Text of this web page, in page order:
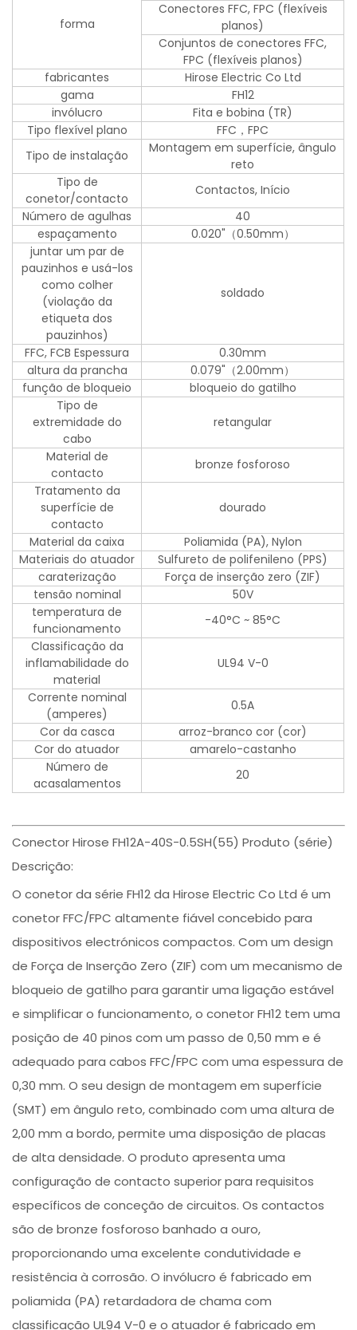
forma
Conectores FFC, FPC (flexíveis
planos)
Conjuntos de conectores FFC,
FPC (flexíveis planos)
fabricantes
Hirose Electric Co Ltd
gama
FH12
invólucro
Fita e bobina (TR)
Tipo flexível plano
FFC，FPC
Tipo de instalação
Montagem em superfície, ângulo
reto
Tipo de
conetor/contacto
Contactos, Início
Número de agulhas
40
espaçamento
0.020"（0.50mm）
juntar um par de
pauzinhos e usá-los
como colher
(violação da
etiqueta dos
pauzinhos)
soldado
FFC, FCB Espessura
0.30mm
altura da prancha
0.079"（2.00mm）
função de bloqueio
bloqueio do gatilho
Tipo de
extremidade do
cabo
retangular
Material de
contacto
bronze fosforoso
Tratamento da
superfície de
contacto
dourado
Material da caixa
Poliamida (PA), Nylon
Materiais do atuador
Sulfureto de polifenileno (PPS)
caraterização
Força de inserção zero (ZIF)
tensão nominal
50V
temperatura de
funcionamento
-40°C ~ 85°C
Classificação da
inflamabilidade do
material
UL94 V-0
Corrente nominal
(amperes)
0.5A
Cor da casca
arroz-branco cor (cor)
Cor do atuador
amarelo-castanho
Número de
acasalamentos
20
Conector Hirose FH12A-40S-0.5SH(55) Produto (série)
Descrição:
O conetor da série FH12 da Hirose Electric Co Ltd é um
conetor FFC/FPC altamente fiável concebido para
dispositivos electrónicos compactos. Com um design
de Força de Inserção Zero (ZIF) com um mecanismo de
bloqueio de gatilho para garantir uma ligação estável
e simplificar o funcionamento, o conetor FH12 tem uma
posição de 40 pinos com um passo de 0,50 mm e é
adequado para cabos FFC/FPC com uma espessura de
0,30 mm. O seu design de montagem em superfície
(SMT) em ângulo reto, combinado com uma altura de
2,00 mm a bordo, permite uma disposição de placas
de alta densidade. O produto apresenta uma
configuração de contacto superior para requisitos
específicos de conceção de circuitos. Os contactos
são de bronze fosforoso banhado a ouro,
proporcionando uma excelente condutividade e
resistência à corrosão. O invólucro é fabricado em
poliamida (PA) retardadora de chama com
classificação UL94 V-0 e o atuador é fabricado em